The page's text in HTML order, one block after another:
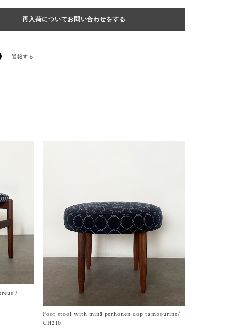
再入荷についてお問い合わせをする
通報する
/
Foot stool with minä perhonen dop tambourine/
CH210